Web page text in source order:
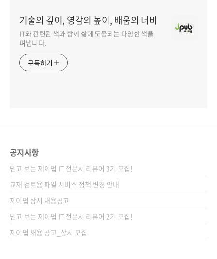
기술의 깊이, 영감의 높이, 배움의 너비
IT와 관련된 책과 함께 삶에 도움되는 다양한 책을
펴냅니다.
구독하기
공지사항
믿고 보는 제이펍 IT 전문서 리뷰어 3기 모집!
교재 검토용 파일 서비스 정책 변경 안내
제이펍 상시 채용공고
믿고 보는 제이펍 IT 전문서 리뷰어 2기 모집!
제이펍 채용 공고_상시 모집